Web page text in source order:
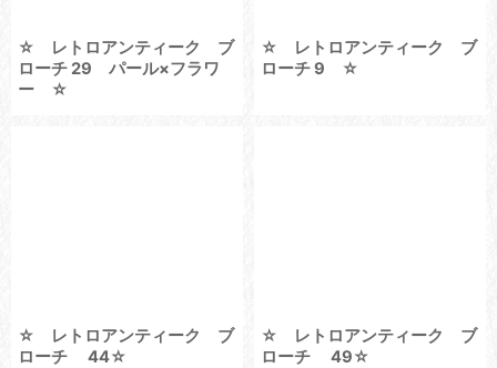
☆ レトロアンティーク ブ
ローチ 29 パール×フラワ
ー ☆
☆ レトロアンティーク ブ
ローチ 9 ☆
☆ レトロアンティーク ブ
ローチ 44☆
☆ レトロアンティーク ブ
ローチ 49☆